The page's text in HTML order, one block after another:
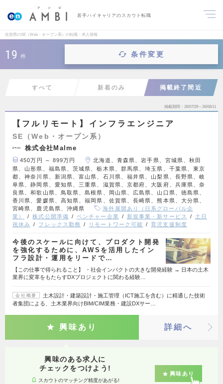
若手ハイキャリアのスカウト転職
佐賀県のSE（Web・オープン系）の転職・求人情報
19 件 条件変更
すべて 新着のみ 掲載終了間近
掲載期間 26/07/29～26/08/11
【フルリモート】インフラエンジニア
SE（Web・オープン系）
株式会社Malme
450万円 ～ 899万円
北海道、青森県、岩手県、宮城県、秋田
県、山形県、福島県、茨城県、栃木県、群馬県、埼玉県、千葉県、東京
都、神奈川県、新潟県、富山県、石川県、福井県、山梨県、長野県、岐
阜県、静岡県、愛知県、三重県、滋賀県、京都府、大阪府、兵庫県、奈
良県、和歌山県、鳥取県、島根県、岡山県、広島県、山口県、徳島県、
香川県、愛媛県、高知県、福岡県、佐賀県、長崎県、熊本県、大分県、
宮崎県、鹿児島県、沖縄県
海外展開あり（日系グローバル企
業）
株式公開準備 ベンチャー企業 新規事業・新サービス
土日
祝休み
フレックス勤務 リモートワーク可能 育児支援制度
今後のスケールに向けて、プロダクト開発
を強化するために、AWSを活用したイン
フラ設計・運用をリードで…
【この仕事で得られること】 ・社会インパクトの大きな開発経験 → 日本の土木
業界に変革をもたらすDXプロジェクトに関わる経験…
会社概要
土木設計・建築設計・施工管理（ICT施工を含む）に精通した技術
者集団による、土木業界向けBIM/CIM業務・建設DXサー…
興味あり 詳細へ
興味のある求人に
チェックをつけよう!
スカウトのマッチング精度があがる!
興味あり